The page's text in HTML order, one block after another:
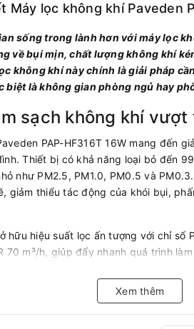
Máy lọc không khí Paveden
sống trong lành hơn với máy lọc
về bụi mịn, chất lượng không khí
không khí này chính là giải pháp
biệt là không gian phòng ngủ hay
sạch không khí vượt
PAP-HF316T 16W mang đến
Thiết bị có khả năng loại bỏ đến
như PM2.5, PM1.0, PM0.5 và
giảm thiểu tác động của khói bụi,
hữu hiệu suất lọc ấn tượng với chỉ số
70 m³/h, giúp đẩy nhanh quá trình
nhân gây dị ứng và mang lại môi
Xem thêm